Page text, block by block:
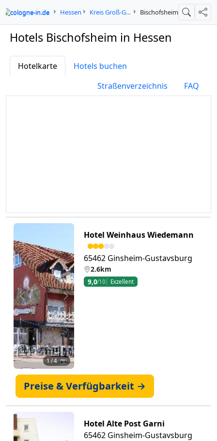
cologne-in.de Hessen Kreis Groß-Gerau Bischofsheim Suche
Hotels Bischofsheim in Hessen
Hotelkarte
Hotels buchen
Straßenverzeichnis
FAQ
Zurück Weiter
1 / 4 📷
Hotel Weinhaus Wiedemann
65462 Ginsheim-Gustavsburg
2.6km
9,0/10 Exzellent
Preise & Verfügbarkeit →
Hotel Alte Post Garni
65462 Ginsheim-Gustavsburg